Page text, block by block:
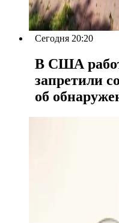
Сегодня 20:20
В США
запретили
об